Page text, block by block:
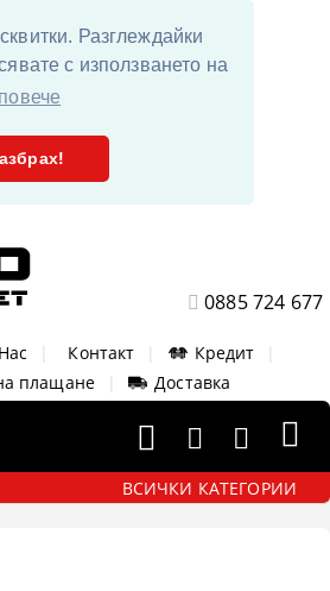
Разглеждайки
с използването на
0885 724 677
Контакт Кредит
плащане
Доставка
ВСИЧКИ КАТЕГОРИИ